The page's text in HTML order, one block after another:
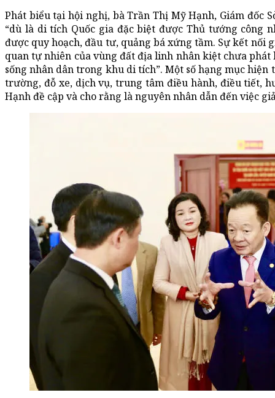
Phát biểu tại hội nghị, bà Trần Thị Mỹ Hạnh, Giám đốc
“dù là di tích Quốc gia đặc biệt được Thủ tướng công
được quy hoạch, đầu tư, quảng bá xứng tầm. Sự kết nối
quan tự nhiên của vùng đất địa linh nhân kiệt chưa
sống nhân dân trong khu di tích”. Một số hạng mục
trường, đỗ xe, dịch vụ, trung tâm điều hành, điều tiết,
Hạnh đề cập và cho rằng là nguyên nhân dẫn đến việc